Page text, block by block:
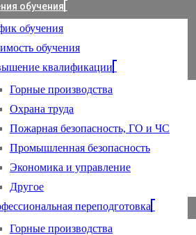
обучения
обучения
обучения
квалификации
Горные производства
Охрана труда
Пожарная безопасность, ГО и ЧС
Промышленная безопасность
Экономика и управление
Другое
переподготовка
Горные производства